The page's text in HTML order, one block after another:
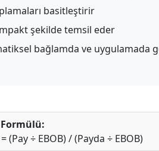
basitleştirir
şekilde temsil eder
bağlamda ve uygulamada
Formülü:
(Pay ÷ EBOB) / (Payda ÷ EBOB)